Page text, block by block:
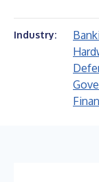
Industry: